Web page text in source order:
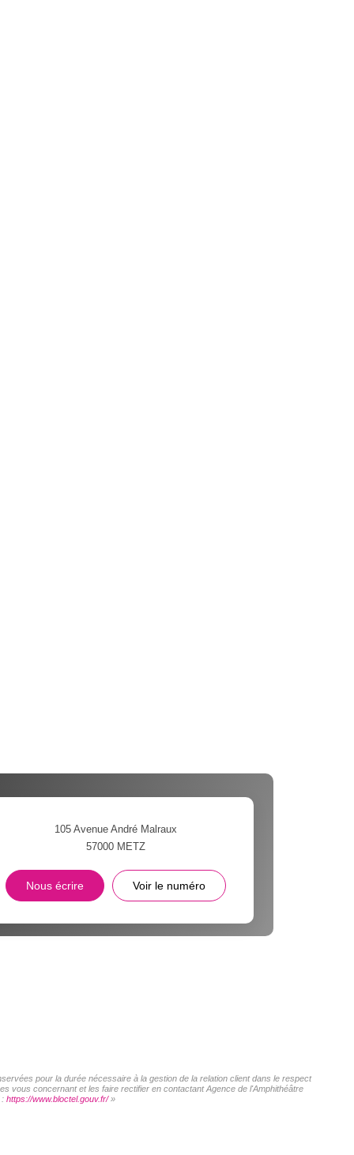
105 Avenue André Malraux
57000 METZ
Nous écrire Voir le numéro
pour la durée nécessaire à la gestion de la relation client dans le respect
vous concernant et les faire rectifier en contactant Agence de l'Amphithéâtre
: https://www.bloctel.gouv.fr/»